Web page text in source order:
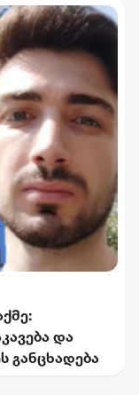
და
განცხადება